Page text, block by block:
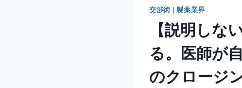
交渉術 |製薬業界
【説明しな
る。医師が
のクロージ